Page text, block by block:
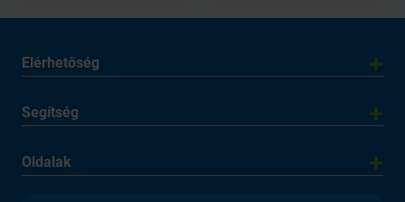
Elérhetőség
Segítség
Oldalak